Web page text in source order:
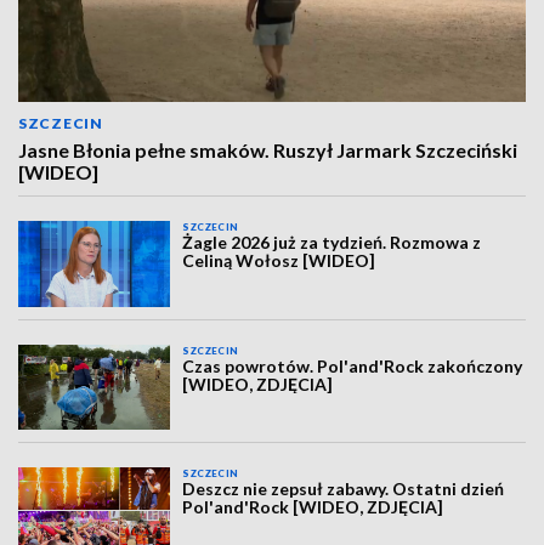
SZCZECIN
Jasne Błonia pełne smaków. Ruszył Jarmark Szczeciński
[WIDEO]
SZCZECIN
Żagle 2026 już za tydzień. Rozmowa z
Celiną Wołosz [WIDEO]
SZCZECIN
Czas powrotów. Pol'and'Rock zakończony
[WIDEO, ZDJĘCIA]
SZCZECIN
Deszcz nie zepsuł zabawy. Ostatni dzień
Pol'and'Rock [WIDEO, ZDJĘCIA]